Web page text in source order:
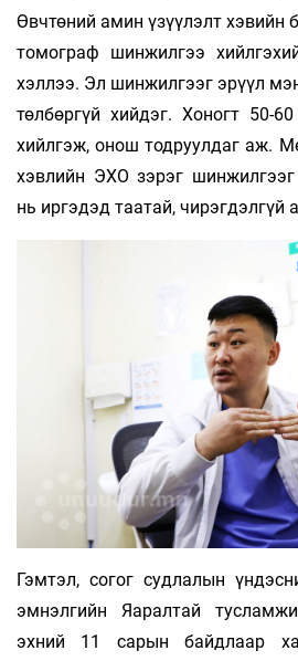
Өвчтөний амин үзүүлэлт хэвийн
томограф шинжилгээ
хэллээ. Эл шинжилгээг эрүүл
төлбөргүй хийдэг. Хоногт 50-
хийлгэж, онош тодруулдаг аж.
хэвлийн ЭХО зэрэг
нь иргэдэд таатай, чирэгдэлгүй
Гэмтэл, согог судлалын
эмнэлгийн Яаралтай
эхний 11 сарын байдлаар